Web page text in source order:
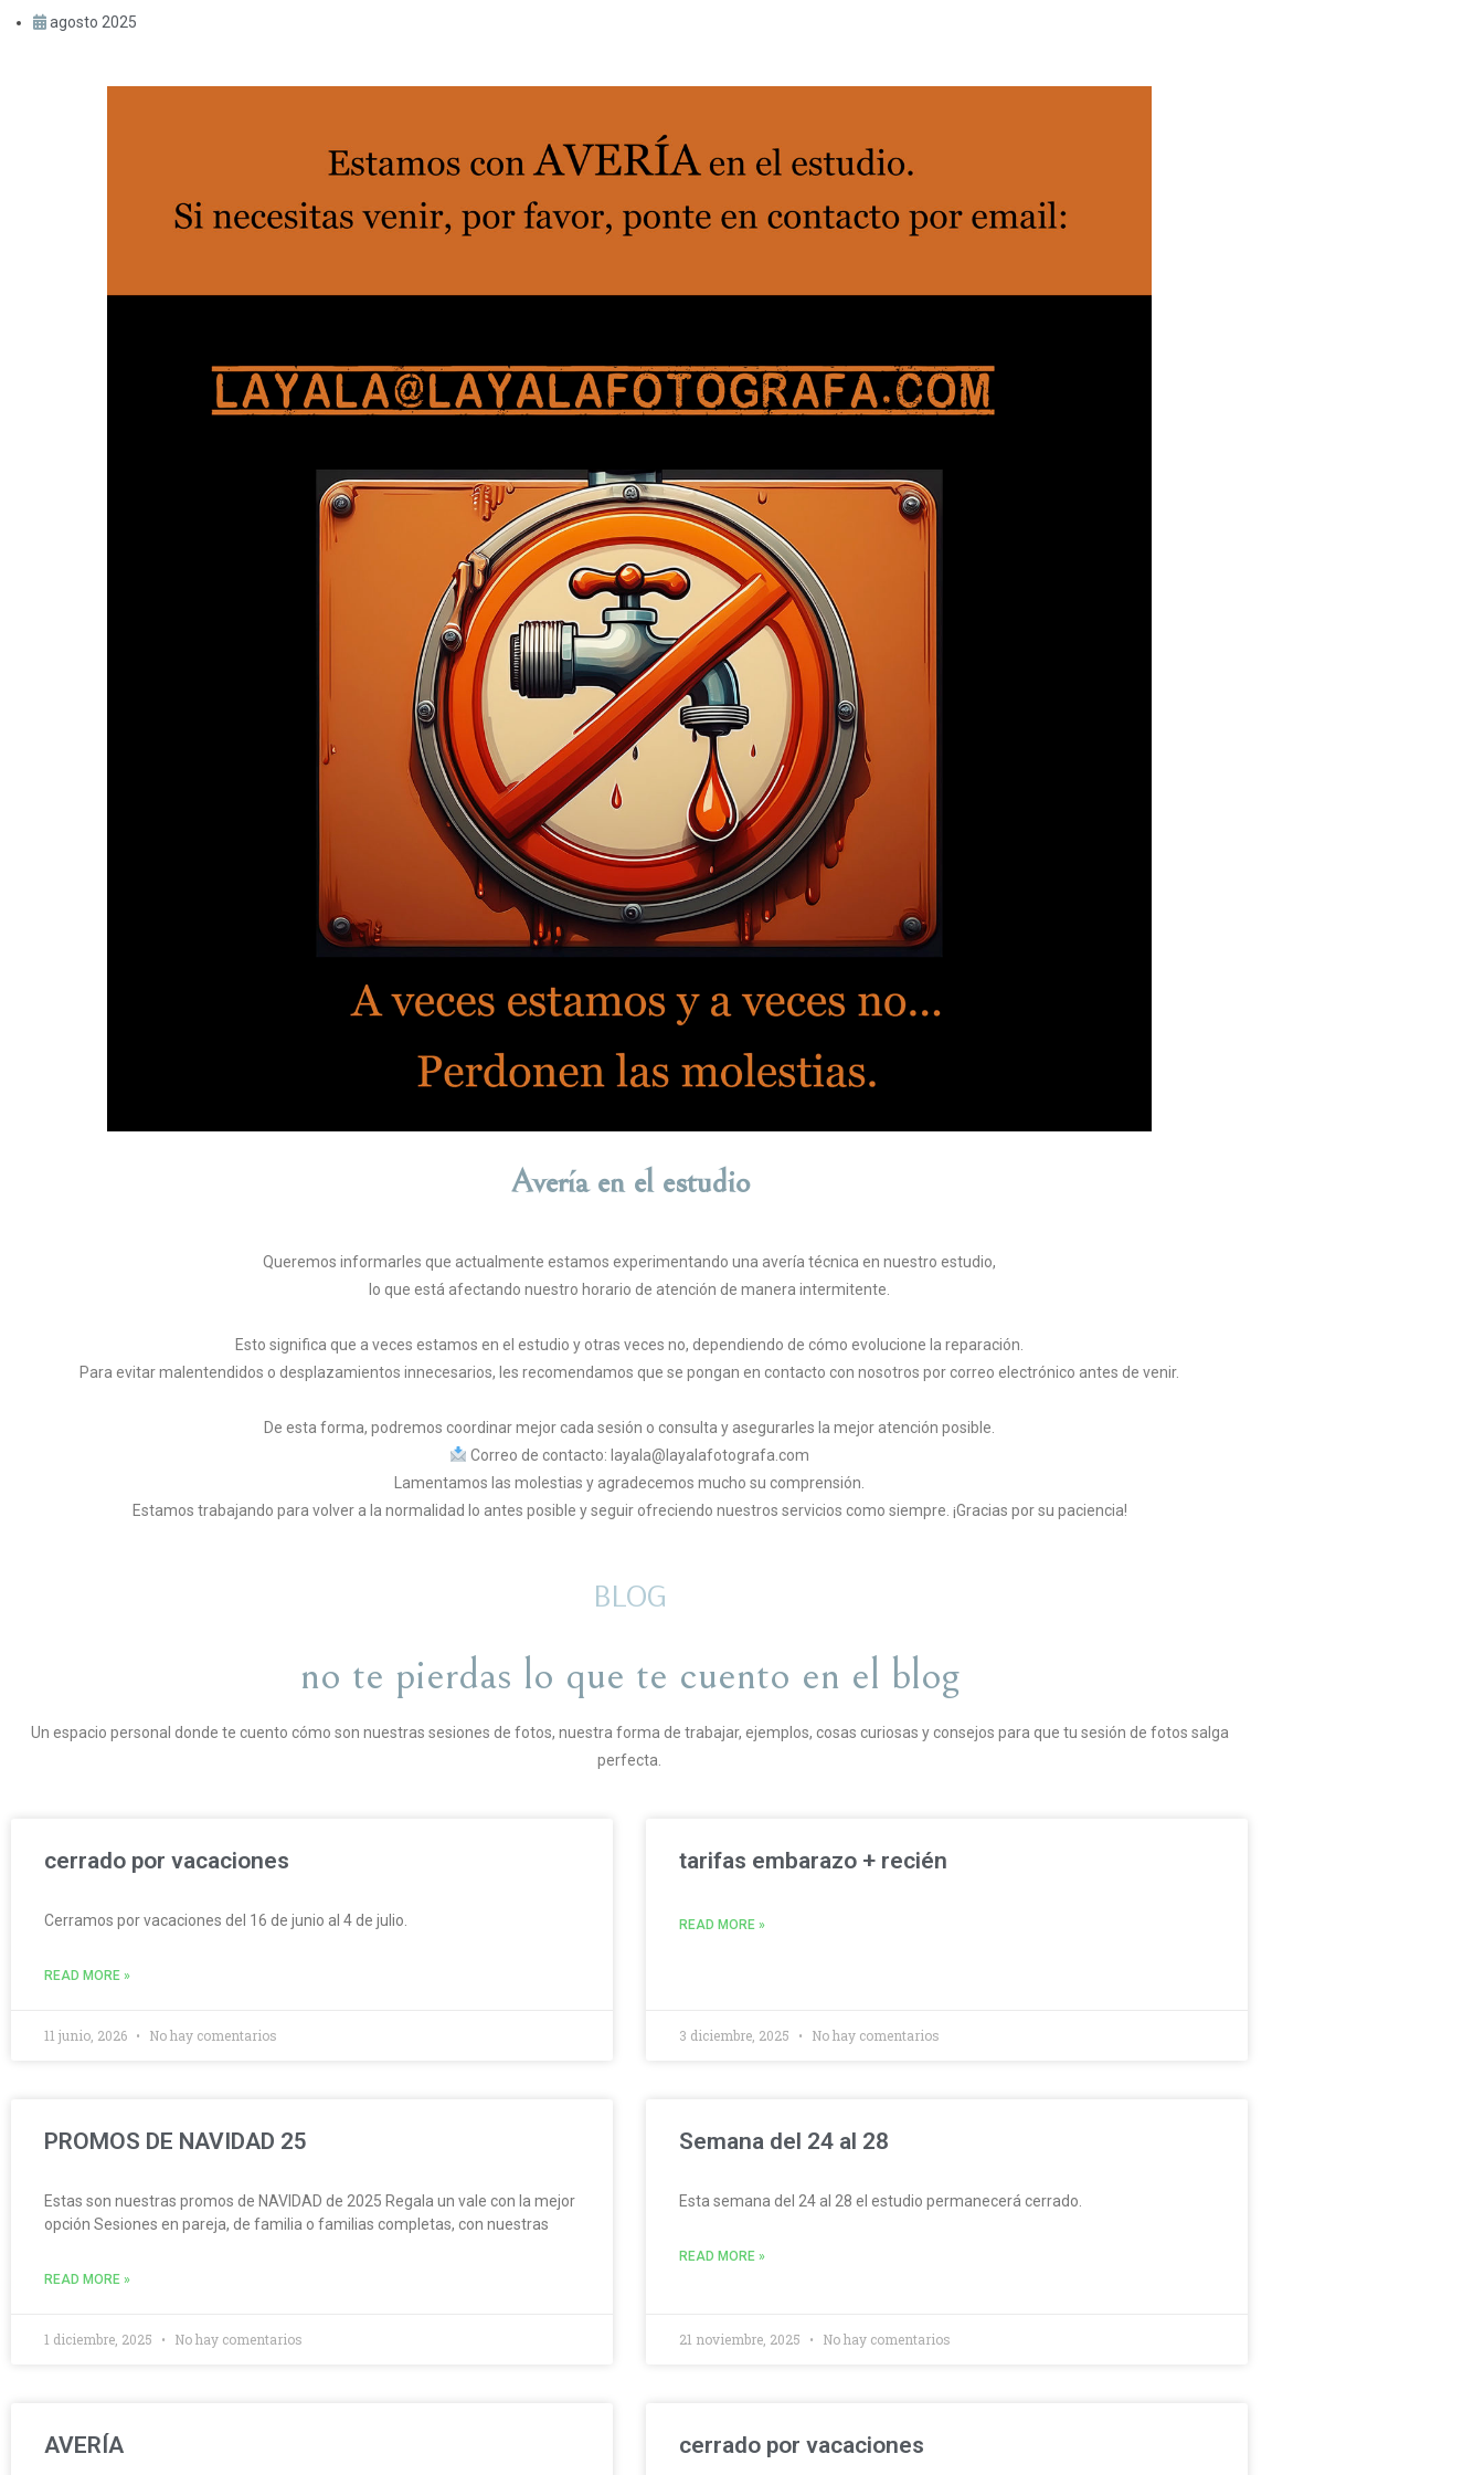
agosto 2025
Avería en el estudio
Queremos informarles que actualmente estamos experimentando una avería técnica en nuestro estudio,
lo que está afectando nuestro horario de atención de manera intermitente.
Esto significa que a veces estamos en el estudio y otras veces no, dependiendo de cómo evolucione la reparación.
Para evitar malentendidos o desplazamientos innecesarios, les recomendamos que se pongan en contacto con nosotros por correo electrónico antes de venir.
De esta forma, podremos coordinar mejor cada sesión o consulta y asegurarles la mejor atención posible.
Correo de contacto: layala@layalafotografa.com
Lamentamos las molestias y agradecemos mucho su comprensión.
Estamos trabajando para volver a la normalidad lo antes posible y seguir ofreciendo nuestros servicios como siempre. ¡Gracias por su paciencia!
BLOG
no te pierdas lo que te cuento en el blog
Un espacio personal donde te cuento cómo son nuestras sesiones de fotos, nuestra forma de trabajar, ejemplos, cosas curiosas y consejos para que tu sesión de fotos salga
perfecta.
cerrado por vacaciones
Cerramos por vacaciones del 16 de junio al 4 de julio.
READ MORE »
11 junio, 2026 No hay comentarios
tarifas embarazo + recién
READ MORE »
3 diciembre, 2025 No hay comentarios
PROMOS DE NAVIDAD 25
Estas son nuestras promos de NAVIDAD de 2025 Regala un vale con la mejor
opción Sesiones en pareja, de familia o familias completas, con nuestras
READ MORE »
1 diciembre, 2025 No hay comentarios
Semana del 24 al 28
Esta semana del 24 al 28 el estudio permanecerá cerrado.
READ MORE »
21 noviembre, 2025 No hay comentarios
AVERÍA cerrado por vacaciones